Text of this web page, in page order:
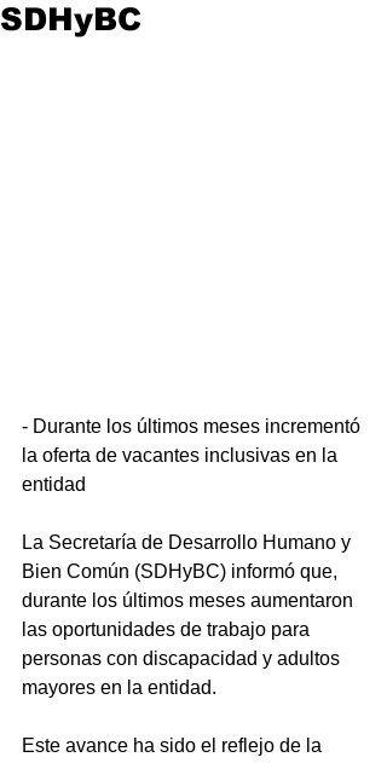
SDHyBC
- Durante los últimos meses incrementó
la oferta de vacantes inclusivas en la
entidad
La Secretaría de Desarrollo Humano y
Bien Común (SDHyBC) informó que,
durante los últimos meses aumentaron
las oportunidades de trabajo para
personas con discapacidad y adultos
mayores en la entidad.
Este avance ha sido el reflejo de la